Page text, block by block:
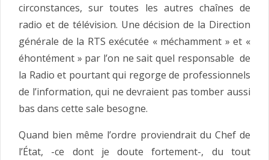
circonstances, sur toutes les autres chaînes de
radio et de télévision. Une décision de la Direction
générale de la RTS exécutée « méchamment » et «
éhontément » par l’on ne sait quel responsable de
la Radio et pourtant qui regorge de professionnels
de l’information, qui ne devraient pas tomber aussi
bas dans cette sale besogne.
Quand bien même l’ordre proviendrait du Chef de
l’État, -ce dont je doute fortement-, du tout